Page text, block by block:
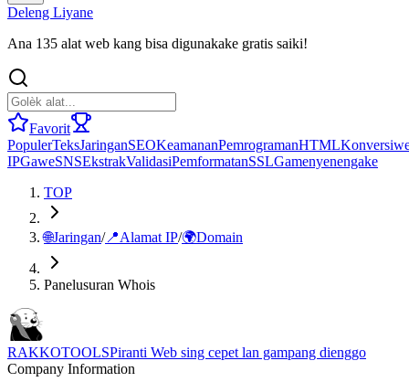
Deleng Liyane
Ana 135 alat web kang bisa digunakake gratis saiki!
Favorit
PopulerTeksJaringanSEOKeamananPemrogramanHTMLKonversi
IPGaweSNSEkstrakValidasiPemformatanSSLGamenyenengake
TOP
🌐Jaringan/📍Alamat IP/🌍Domain
Panelusuran Whois
RAKKOTOOLSPiranti Web sing cepet lan gampang dienggo
Company Information